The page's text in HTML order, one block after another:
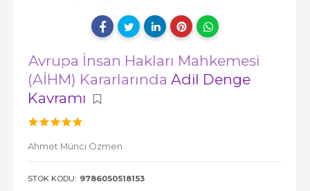
Avrupa İnsan Hakları Mahkemesi
(AİHM) Kararlarında Adil Denge
Kavramı
Ahmet Münci Özmen
STOK KODU: 9786050518153